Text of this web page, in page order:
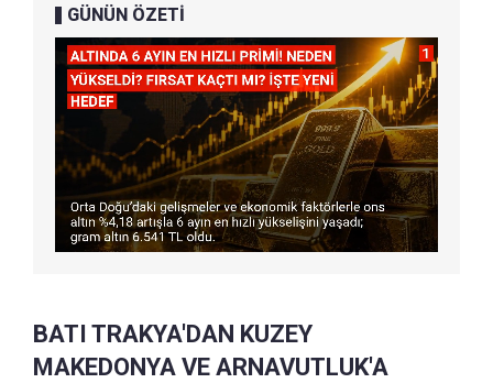
GÜNÜN ÖZETİ
BATI TRAKYA'DAN KUZEY
MAKEDONYA VE ARNAVUTLUK'A